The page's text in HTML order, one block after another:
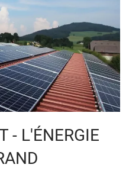
- L'ÉNERGIE